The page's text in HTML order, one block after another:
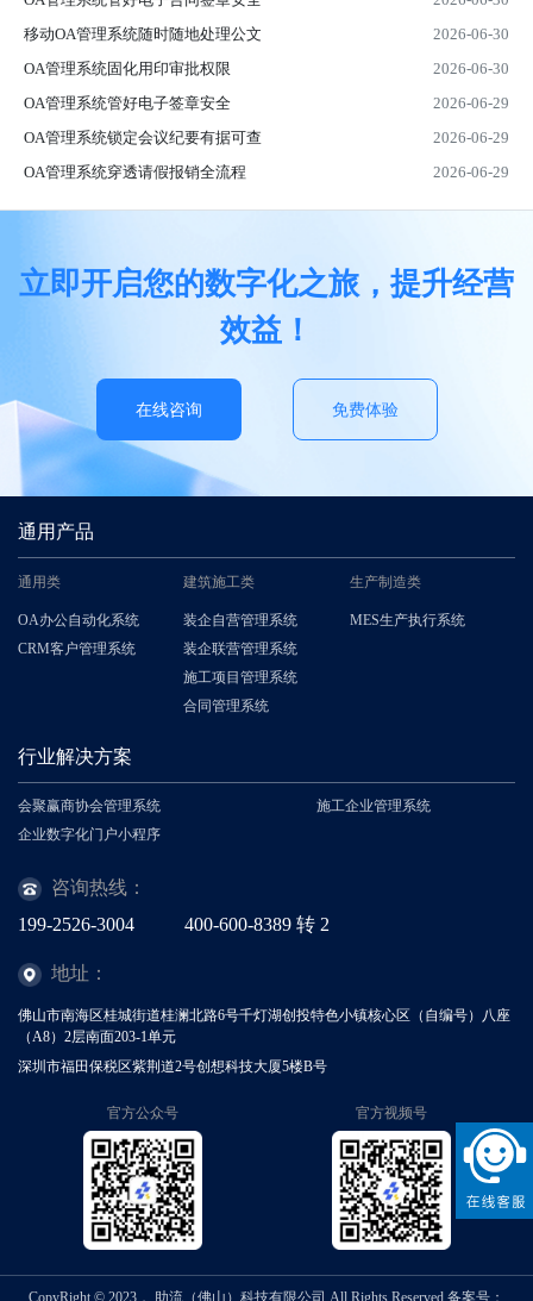
移动OA管理系统随时随地处理公文
2026-06-30
OA管理系统固化用印审批权限
2026-06-30
OA管理系统管好电子签章安全
2026-06-29
OA管理系统锁定会议纪要有据可查
2026-06-29
OA管理系统穿透请假报销全流程
2026-06-29
立即开启您的数字化之旅，提升经营
效益！
在线咨询 免费体验
通用产品
通用类
OA办公自动化系统
CRM客户管理系统
建筑施工类
装企自营管理系统
装企联营管理系统
施工项目管理系统
合同管理系统
生产制造类
MES生产执行系统
行业解决方案
会聚赢商协会管理系统
施工企业管理系统
企业数字化门户小程序
咨询热线：
199-2526-3004
400-600-8389 转 2
地址：
佛山市南海区桂城街道桂澜北路6号千灯湖创投特色小镇核心区（自编号）八座
（A8）2层南面203-1单元
深圳市福田保税区紫荆道2号创想科技大厦5楼B号
官方公众号 官方视频号
CopyRight © 2023， 助流（佛山）科技有限公司 All Rights Reserved 备案号：